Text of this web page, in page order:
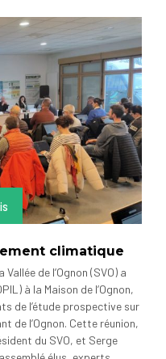
climatique
de l’Ognon (SVO) a
à la Maison de l’Ognon,
de l’étude prospective sur
de l’Ognon. Cette réunion,
du SVO, et Serge